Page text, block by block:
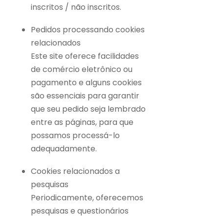
inscritos / não inscritos.
Pedidos processando cookies
relacionados
Este site oferece facilidades
de comércio eletrônico ou
pagamento e alguns cookies
são essenciais para garantir
que seu pedido seja lembrado
entre as páginas, para que
possamos processá-lo
adequadamente.
Cookies relacionados a
pesquisas
Periodicamente, oferecemos
pesquisas e questionários